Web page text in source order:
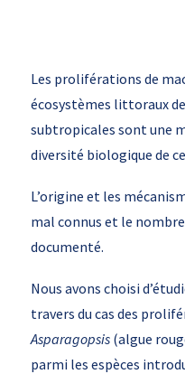
Les proliférations de
écosystèmes littoraux
subtropicales sont une
diversité biologique de
L’origine et les
mal connus et le
documenté.
Nous avons choisi
travers du cas des
Asparagopsis(algue
parmi les espèces